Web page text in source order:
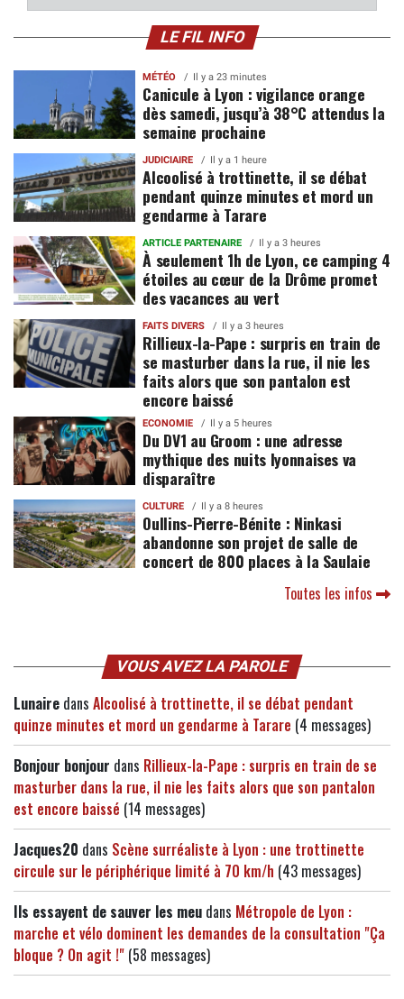
LE FIL INFO
MÉTÉO Il y a 23 minutes
Canicule à Lyon : vigilance orange
dès samedi, jusqu’à 38°C attendus la
semaine prochaine
JUDICIAIRE Il y a 1 heure
Alcoolisé à trottinette, il se débat
pendant quinze minutes et mord un
gendarme à Tarare
ARTICLE PARTENAIRE Il y a 3 heures
À seulement 1h de Lyon, ce camping 4
étoiles au cœur de la Drôme promet
des vacances au vert
FAITS DIVERS Il y a 3 heures
Rillieux-la-Pape : surpris en train de
se masturber dans la rue, il nie les
faits alors que son pantalon est
encore baissé
ECONOMIE Il y a 5 heures
Du DV1 au Groom : une adresse
mythique des nuits lyonnaises va
disparaître
CULTURE Il y a 8 heures
Oullins-Pierre-Bénite : Ninkasi
abandonne son projet de salle de
concert de 800 places à la Saulaie
Toutes les infos
VOUS AVEZ LA PAROLE
Lunaire dans Alcoolisé à trottinette, il se débat pendant
quinze minutes et mord un gendarme à Tarare (4 messages)
Bonjour bonjour dans Rillieux-la-Pape : surpris en train de se
masturber dans la rue, il nie les faits alors que son pantalon
est encore baissé (14 messages)
Jacques20 dans Scène surréaliste à Lyon : une trottinette
circule sur le périphérique limité à 70 km/h (43 messages)
Ils essayent de sauver les meu dans Métropole de Lyon :
marche et vélo dominent les demandes de la consultation "Ça
bloque ? On agit !" (58 messages)